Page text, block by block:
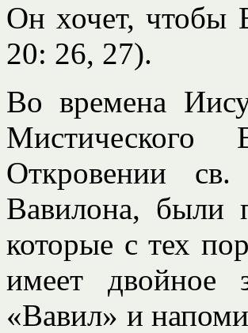
Он хочет, чтобы
20: 26, 27).
Во времена
Откровении
Вавилона, были
которые с тех
имеет двойное
«Вавил» и